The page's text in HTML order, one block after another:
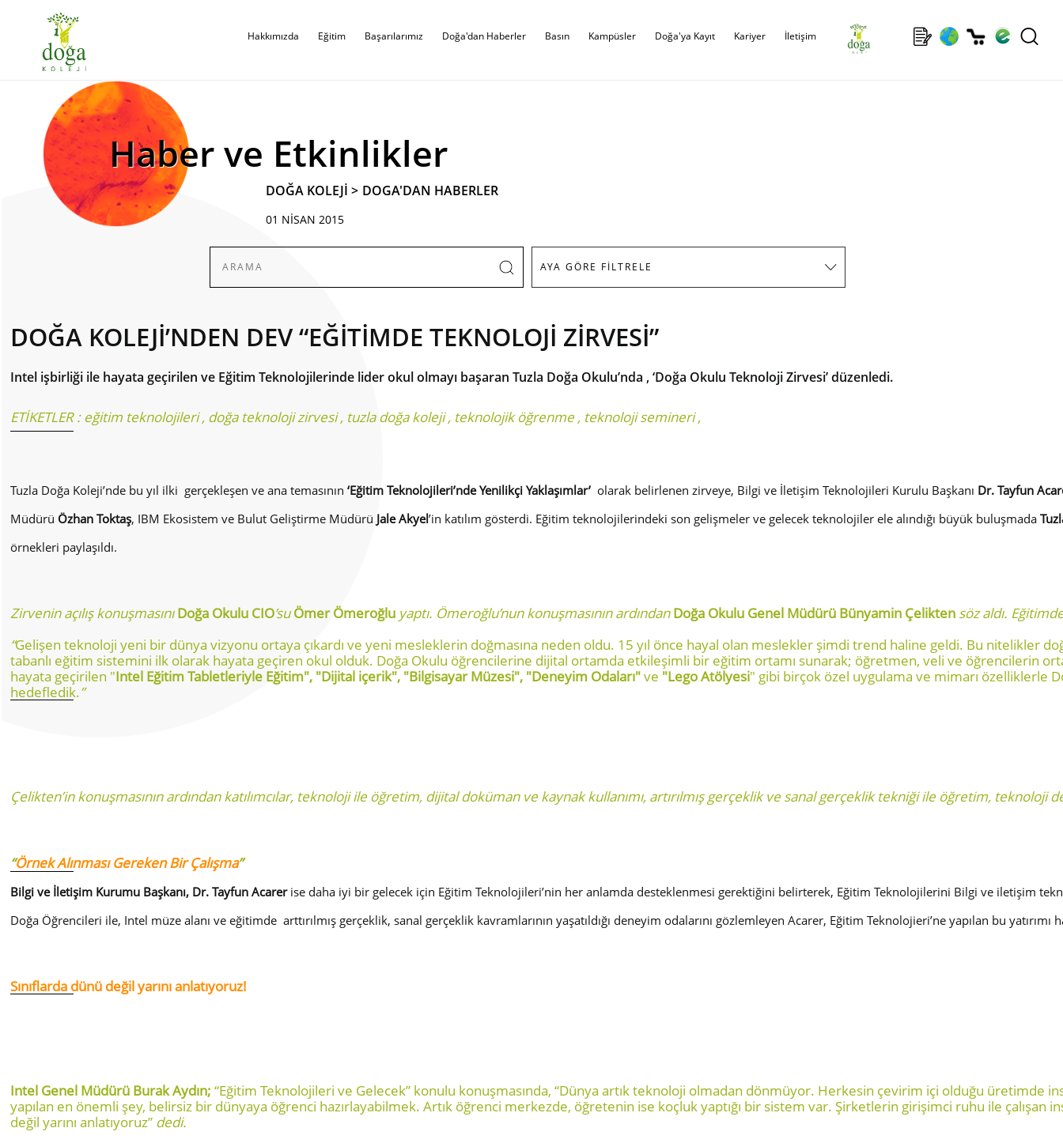
Hakkımızda Eğitim Başarılarımız Doğa'dan Haberler Basın Kampüsler Doğa'ya Kayıt Kariyer İletişim
Haber ve Etkinlikler
DOĞA KOLEJİ > DOGA'DAN HABERLER
01 NİSAN 2015
DOĞA KOLEJİ’NDEN DEV “EĞİTİMDE TEKNOLOJİ ZİRVESİ”
Intel işbirliği ile hayata geçirilen ve Eğitim Teknolojilerinde lider okul olmayı başaran Tuzla Doğa Okulu’nda , ‘Doğa Okulu Teknoloji Zirvesi’ düzenledi.
ETİKETLER : eğitim teknolojileri, doğa teknoloji zirvesi, tuzla doğa koleji, teknolojik öğrenme, teknoloji semineri,
Tuzla Doğa Koleji’nde bu yıl ilki gerçekleşen ve ana temasının‘Eğitim Teknolojileri’nde Yenilikçi Yaklaşımlar’ olarak belirlenen zirveye, Bilgi ve İletişim Teknolojileri Kurulu Başkanı Dr. Tayfun
Müdürü Özhan Toktaş, IBM Ekosistem ve Bulut Geliştirme Müdürü Jale Akyel’in katılım gösterdi. Eğitim teknolojilerindeki son gelişmeler ve gelecek teknolojiler ele alındığı büyük buluşmada
örnekleri paylaşıldı.
Zirvenin açılış konuşmasınıDoğa Okulu CIO’suÖmer Ömeroğlu yaptı. Ömeroğlu’nun konuşmasının ardındanDoğa Okulu Genel Müdürü Bünyamin Çelikten söz aldı.
“Gelişen teknoloji yeni bir dünya vizyonu ortaya çıkardı ve yeni mesleklerin doğmasına neden oldu. 15 yıl önce hayal olan meslekler şimdi trend haline geldi. Bu
tabanlı eğitim sistemini ilk olarak hayata geçiren okul olduk. Doğa Okulu öğrencilerine dijital ortamda etkileşimli bir eğitim ortamı sunarak; öğretmen, veli ve öğrencilerin
hayata geçirilen "Intel Eğitim Tabletleriyle Eğitim", "Dijital içerik", "Bilgisayar Müzesi", "Deneyim Odaları"ve "Lego Atölyesi" gibi birçok özel uygulama ve mimarı özelliklerle
hedefledik.”
Çelikten’in konuşmasının ardından katılımcılar, teknoloji ile öğretim, dijital doküman ve kaynak kullanımı, artırılmış gerçeklik ve sanal gerçeklik tekniği ile öğretim,
“Örnek Alınması Gereken Bir Çalışma”
Bilgi ve İletişim Kurumu Başkanı, Dr. Tayfun Acarerise daha iyi bir gelecek için Eğitim Teknolojileri’nin her anlamda desteklenmesi gerektiğini belirterek, Eğitim Teknolojilerini Bilgi ve iletişim
Doğa Öğrencileri ile, Intel müze alanı ve eğitimde arttırılmış gerçeklik, sanal gerçeklik kavramlarının yaşatıldığı deneyim odalarını gözlemleyen Acarer, Eğitim Teknolojieri’ne yapılan bu
Sınıflarda dünü değil yarını anlatıyoruz!
Intel Genel Müdürü Burak Aydın; “Eğitim Teknolojileri ve Gelecek” konulu konuşmasında, “Dünya artık teknoloji olmadan dönmüyor. Herkesin çevirim içi olduğu
yapılan en önemli şey, belirsiz bir dünyaya öğrenci hazırlayabilmek. Artık öğrenci merkezde, öğretenin ise koçluk yaptığı bir sistem var. Şirketlerin girişimci ruhu ile çalışan
değil yarını anlatıyoruz” dedi.